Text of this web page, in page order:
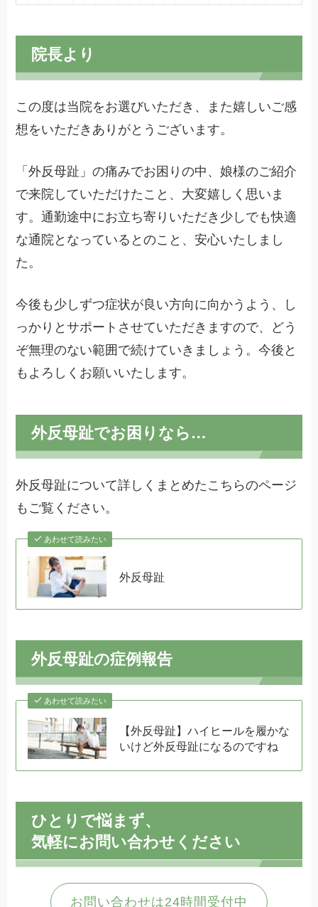
院長より
この度は当院をお選びいただき、また嬉しいご感
想をいただきありがとうございます。
「外反母趾」の痛みでお困りの中、娘様のご紹介
で来院していただけたこと、大変嬉しく思いま
す。通勤途中にお立ち寄りいただき少しでも快適
な通院となっているとのこと、安心いたしまし
た。
今後も少しずつ症状が良い方向に向かうよう、し
っかりとサポートさせていただきますので、どう
ぞ無理のない範囲で続けていきましょう。今後と
もよろしくお願いいたします。
外反母趾でお困りなら…
外反母趾について詳しくまとめたこちらのページ
もご覧ください。
あわせて読みたい
外反母趾
外反母趾の症例報告
あわせて読みたい
【外反母趾】ハイヒールを履かな
いけど外反母趾になるのですね
ひとりで悩まず、
気軽にお問い合わせください
お問い合わせは24時間受付中